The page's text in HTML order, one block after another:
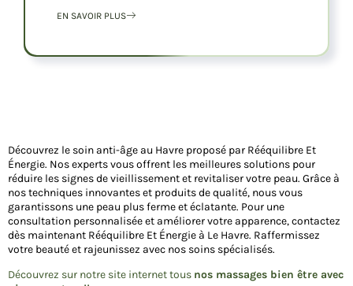
EN SAVOIR PLUS
Découvrez le soin anti-âge au Havre proposé par Rééquilibre Et
Énergie. Nos experts vous offrent les meilleures solutions pour
réduire les signes de vieillissement et revitaliser votre peau. Grâce à
nos techniques innovantes et produits de qualité, nous vous
garantissons une peau plus ferme et éclatante. Pour une
consultation personnalisée et améliorer votre apparence, contactez
dès maintenant Rééquilibre Et Énergie à Le Havre. Raffermissez
votre beauté et rajeunissez avec nos soins spécialisés.
Découvrez sur notre site internet tous nos massages bien être avec